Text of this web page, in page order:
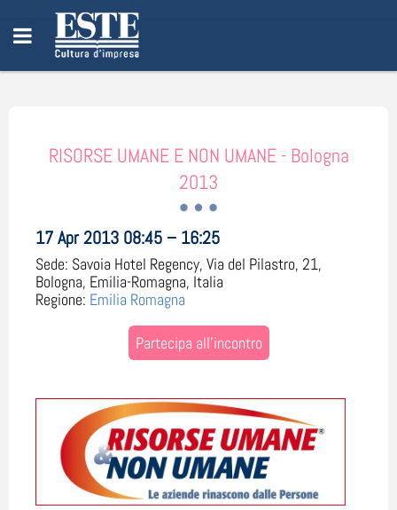
RISORSE UMANE E NON UMANE - Bologna
2013
17 Apr 2013 08:45 – 16:25
Sede: Savoia Hotel Regency, Via del Pilastro, 21,
Bologna, Emilia-Romagna, Italia
Regione: Emilia Romagna
Partecipa all'incontro